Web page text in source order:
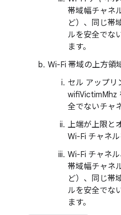
帯域幅チャネ
ど）、同じ帯
ルを安全でな
ます。
Wi-Fi 帯域の上方領
セル アップリ
wifiVictimMhz
全でないチャ
上端が上限と
Wi-Fi チャネル
Wi-Fi チャネ
帯域幅チャネ
ど）、同じ帯
ルを安全でな
ます。